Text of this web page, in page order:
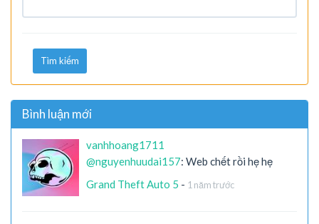
Tìm kiếm
Bình luận mới
vanhhoang1711
@nguyenhuudai157: Web chết rồi hẹ hẹ
Grand Theft Auto 5 - 1 năm trước